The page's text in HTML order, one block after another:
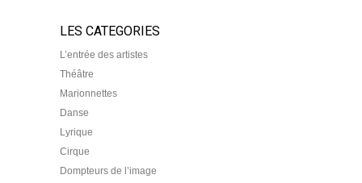
LES CATEGORIES
L’entrée des artistes
Théâtre
Marionnettes
Danse
Lyrique
Cirque
Dompteurs de l’image